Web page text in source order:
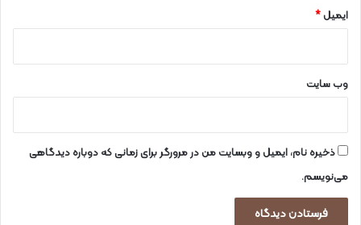
ایمیل*
وب‌ سایت
ذخیره نام، ایمیل و وبسایت من در مرورگر برای زمانی که دوباره دیدگاهی
می‌نویسم.